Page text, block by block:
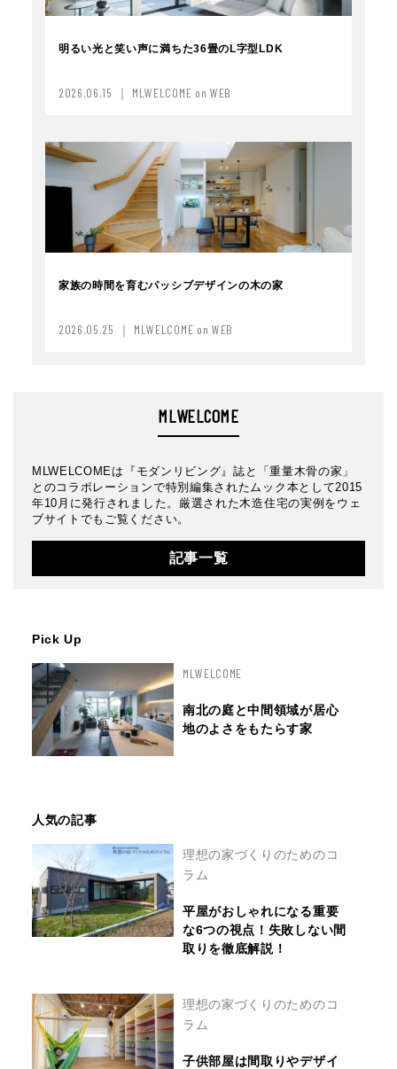
明るい光と笑い声に満ちた36畳のL字型LDK
2026.06.15 ｜ MLWELCOME on WEB
家族の時間を育むパッシブデザインの木の家
2026.05.25 ｜ MLWELCOME on WEB
MLWELCOME
MLWELCOMEは『モダンリビング』誌と「重量木骨の家」
とのコラボレーションで特別編集されたムック本として2015
年10月に発行されました。厳選された木造住宅の実例をウェ
ブサイトでもご覧ください。
記事一覧
Pick Up
MLWELCOME
南北の庭と中間領域が居心
地のよさをもたらす家
人気の記事
理想の家づくりのためのコ
ラム
平屋がおしゃれになる重要
な6つの視点！失敗しない間
取りを徹底解説！
理想の家づくりのためのコ
ラム
子供部屋は間取りやデザイ